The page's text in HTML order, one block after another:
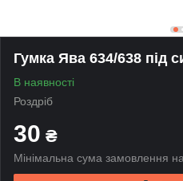
Гумка Ява 634/638 під
В наявності
Роздріб
30 ₴
Мінімальна сума замовлення